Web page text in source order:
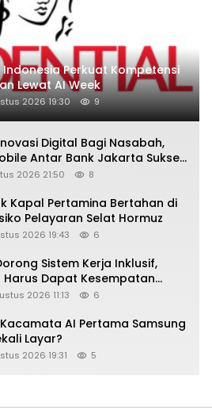
Perkuat Kompetensi
Lewat AI Week
2026 19:30 9
Digital Bagi Nasabah,
Antar Bank Jakarta Sukses
Excellence Awards 2026
2026 21:50 8
Kapal Pertamina Bertahan di
Pelayaran Selat Hormuz
2026 19:43 6
Sistem Kerja Inklusif,
Harus Dapat Kesempatan
2026 11:13 6
AI Pertama Samsung
Layar?
2026 19:31 5